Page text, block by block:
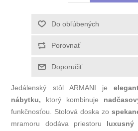
Jedálenský stôl ARMANI je
nábytku, ktorý kombinuje
funkčnosťou. Stolová doska zo
mramoru dodáva priestoru luxusný